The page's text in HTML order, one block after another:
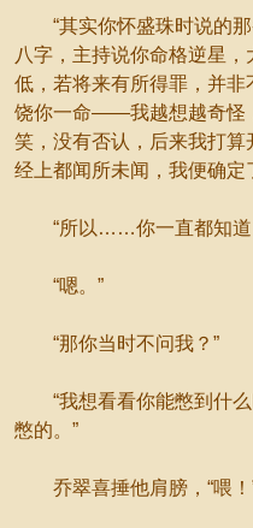
“其实你怀盛珠时说的那
八字，主持说你命格逆星
低，若将来有所得罪，并
饶你一命——我越想越奇怪
笑，没有否认，后来我打
经上都闻所未闻，我便确定
“所以……你一直都知道
“嗯。”
“那你当时不问我？”
“我想看看你能憋到什么
憋的。”
乔翠喜捶他肩膀，“喂！